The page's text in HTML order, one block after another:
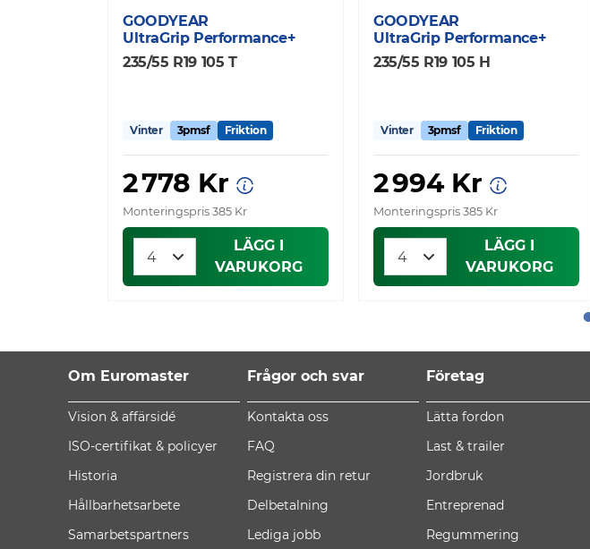
GOODYEAR
UltraGrip Performance+
235/55 R19 105 T
Vinter 3pmsf Friktion
2 778 Kr
Monteringspris 385 Kr
LÄGG I
VARUKORG
GOODYEAR
UltraGrip Performance+
235/55 R19 105 H
Vinter 3pmsf Friktion
2 994 Kr
Monteringspris 385 Kr
LÄGG I
VARUKORG
Om Euromaster
Vision & affärsidé
ISO-certifikat & policyer
Historia
Hållbarhetsarbete
Samarbetspartners
Frågor och svar
Kontakta oss
FAQ
Registrera din retur
Delbetalning
Lediga jobb
Företag
Lätta fordon
Last & trailer
Jordbruk
Entreprenad
Regummering